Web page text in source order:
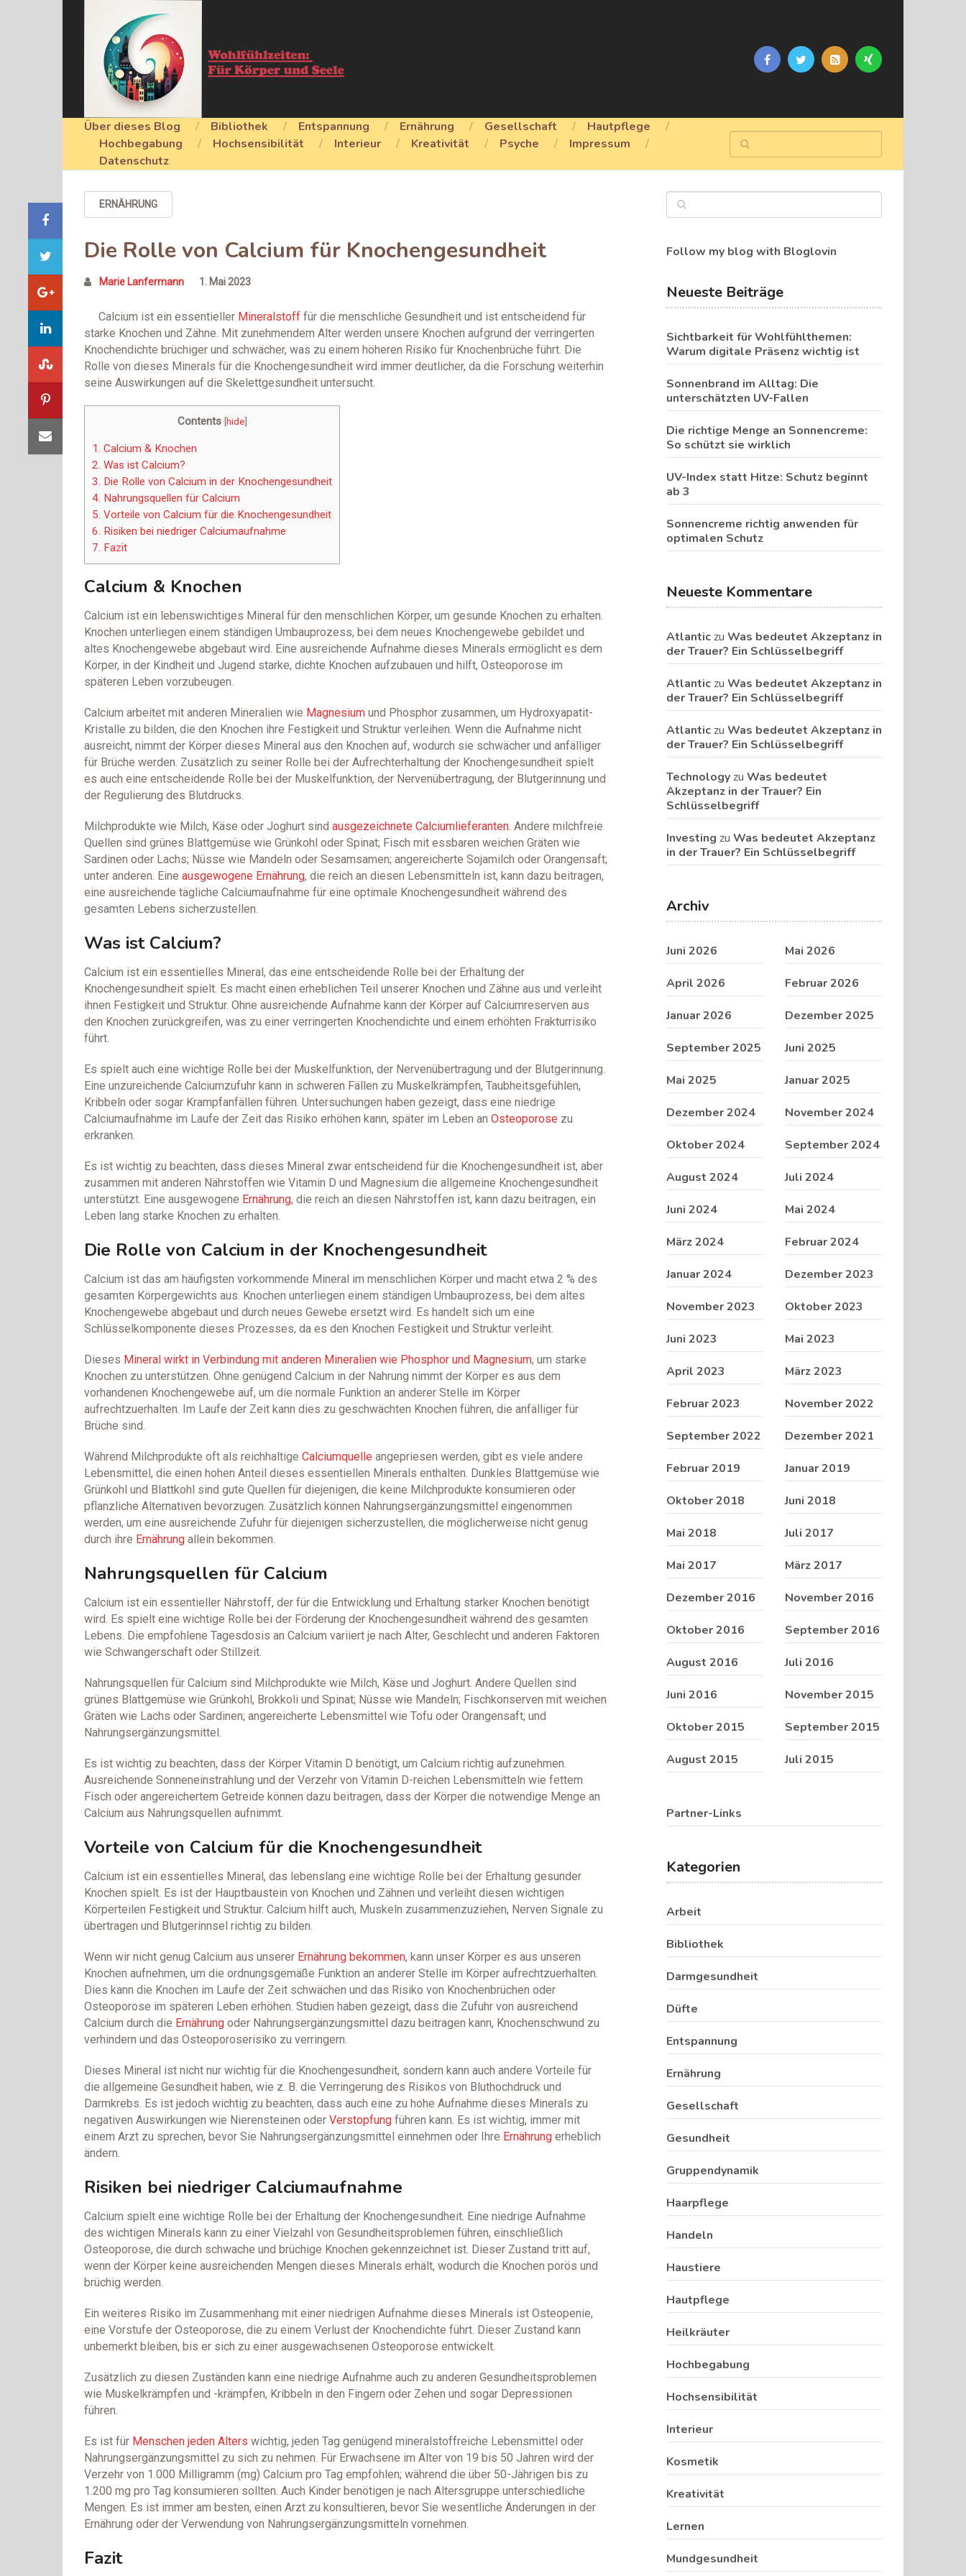
Über dieses Blog Bibliothek Entspannung Ernährung Gesellschaft
Hautpflege
Hochbegabung
Hochsensibilität Interieur Kreativität Psyche
Impressum
Datenschutz
ERNÄHRUNG
Die Rolle von Calcium für Knochengesundheit
Marie Lanfermann 1. Mai 2023
Calcium ist ein essentieller Mineralstoff für die menschliche Gesundheit und ist entscheidend für
starke Knochen und Zähne. Mit zunehmendem Alter werden unsere Knochen aufgrund der verringerten
Knochendichte brüchiger und schwächer, was zu einem höheren Risiko für Knochenbrüche führt. Die
Rolle von dieses Minerals für die Knochengesundheit wird immer deutlicher, da die Forschung weiterhin
seine Auswirkungen auf die Skelettgesundheit untersucht.
Contents [hide]
1. Calcium & Knochen
2. Was ist Calcium?
3. Die Rolle von Calcium in der Knochengesundheit
4. Nahrungsquellen für Calcium
5. Vorteile von Calcium für die Knochengesundheit
6. Risiken bei niedriger Calciumaufnahme
7. Fazit
Calcium & Knochen
Calcium ist ein lebenswichtiges Mineral für den menschlichen Körper, um gesunde Knochen zu erhalten.
Knochen unterliegen einem ständigen Umbauprozess, bei dem neues Knochengewebe gebildet und
altes Knochengewebe abgebaut wird. Eine ausreichende Aufnahme dieses Minerals ermöglicht es dem
Körper, in der Kindheit und Jugend starke, dichte Knochen aufzubauen und hilft, Osteoporose im
späteren Leben vorzubeugen.
Calcium arbeitet mit anderen Mineralien wie Magnesium und Phosphor zusammen, um Hydroxyapatit-
Kristalle zu bilden, die den Knochen ihre Festigkeit und Struktur verleihen. Wenn die Aufnahme nicht
ausreicht, nimmt der Körper dieses Mineral aus den Knochen auf, wodurch sie schwächer und anfälliger
für Brüche werden. Zusätzlich zu seiner Rolle bei der Aufrechterhaltung der Knochengesundheit spielt
es auch eine entscheidende Rolle bei der Muskelfunktion, der Nervenübertragung, der Blutgerinnung und
der Regulierung des Blutdrucks.
Milchprodukte wie Milch, Käse oder Joghurt sind ausgezeichnete Calciumlieferanten. Andere milchfreie
Quellen sind grünes Blattgemüse wie Grünkohl oder Spinat; Fisch mit essbaren weichen Gräten wie
Sardinen oder Lachs; Nüsse wie Mandeln oder Sesamsamen; angereicherte Sojamilch oder Orangensaft;
unter anderen. Eine ausgewogene Ernährung, die reich an diesen Lebensmitteln ist, kann dazu beitragen,
eine ausreichende tägliche Calciumaufnahme für eine optimale Knochengesundheit während des
gesamten Lebens sicherzustellen.
Was ist Calcium?
Calcium ist ein essentielles Mineral, das eine entscheidende Rolle bei der Erhaltung der
Knochengesundheit spielt. Es macht einen erheblichen Teil unserer Knochen und Zähne aus und verleiht
ihnen Festigkeit und Struktur. Ohne ausreichende Aufnahme kann der Körper auf Calciumreserven aus
den Knochen zurückgreifen, was zu einer verringerten Knochendichte und einem erhöhten Frakturrisiko
führt.
Es spielt auch eine wichtige Rolle bei der Muskelfunktion, der Nervenübertragung und der Blutgerinnung.
Eine unzureichende Calciumzufuhr kann in schweren Fällen zu Muskelkrämpfen, Taubheitsgefühlen,
Kribbeln oder sogar Krampfanfällen führen. Untersuchungen haben gezeigt, dass eine niedrige
Calciumaufnahme im Laufe der Zeit das Risiko erhöhen kann, später im Leben an Osteoporose zu
erkranken.
Es ist wichtig zu beachten, dass dieses Mineral zwar entscheidend für die Knochengesundheit ist, aber
zusammen mit anderen Nährstoffen wie Vitamin D und Magnesium die allgemeine Knochengesundheit
unterstützt. Eine ausgewogene Ernährung, die reich an diesen Nährstoffen ist, kann dazu beitragen, ein
Leben lang starke Knochen zu erhalten.
Die Rolle von Calcium in der Knochengesundheit
Calcium ist das am häufigsten vorkommende Mineral im menschlichen Körper und macht etwa 2 % des
gesamten Körpergewichts aus. Knochen unterliegen einem ständigen Umbauprozess, bei dem altes
Knochengewebe abgebaut und durch neues Gewebe ersetzt wird. Es handelt sich um eine
Schlüsselkomponente dieses Prozesses, da es den Knochen Festigkeit und Struktur verleiht.
Dieses Mineral wirkt in Verbindung mit anderen Mineralien wie Phosphor und Magnesium, um starke
Knochen zu unterstützen. Ohne genügend Calcium in der Nahrung nimmt der Körper es aus dem
vorhandenen Knochengewebe auf, um die normale Funktion an anderer Stelle im Körper
aufrechtzuerhalten. Im Laufe der Zeit kann dies zu geschwächten Knochen führen, die anfälliger für
Brüche sind.
Während Milchprodukte oft als reichhaltige Calciumquelle angepriesen werden, gibt es viele andere
Lebensmittel, die einen hohen Anteil dieses essentiellen Minerals enthalten. Dunkles Blattgemüse wie
Grünkohl und Blattkohl sind gute Quellen für diejenigen, die keine Milchprodukte konsumieren oder
pflanzliche Alternativen bevorzugen. Zusätzlich können Nahrungsergänzungsmittel eingenommen
werden, um eine ausreichende Zufuhr für diejenigen sicherzustellen, die möglicherweise nicht genug
durch ihre Ernährung allein bekommen.
Nahrungsquellen für Calcium
Calcium ist ein essentieller Nährstoff, der für die Entwicklung und Erhaltung starker Knochen benötigt
wird. Es spielt eine wichtige Rolle bei der Förderung der Knochengesundheit während des gesamten
Lebens. Die empfohlene Tagesdosis an Calcium variiert je nach Alter, Geschlecht und anderen Faktoren
wie Schwangerschaft oder Stillzeit.
Nahrungsquellen für Calcium sind Milchprodukte wie Milch, Käse und Joghurt. Andere Quellen sind
grünes Blattgemüse wie Grünkohl, Brokkoli und Spinat; Nüsse wie Mandeln; Fischkonserven mit weichen
Gräten wie Lachs oder Sardinen; angereicherte Lebensmittel wie Tofu oder Orangensaft; und
Nahrungsergänzungsmittel.
Es ist wichtig zu beachten, dass der Körper Vitamin D benötigt, um Calcium richtig aufzunehmen.
Ausreichende Sonneneinstrahlung und der Verzehr von Vitamin D-reichen Lebensmitteln wie fettem
Fisch oder angereichertem Getreide können dazu beitragen, dass der Körper die notwendige Menge an
Calcium aus Nahrungsquellen aufnimmt.
Vorteile von Calcium für die Knochengesundheit
Calcium ist ein essentielles Mineral, das lebenslang eine wichtige Rolle bei der Erhaltung gesunder
Knochen spielt. Es ist der Hauptbaustein von Knochen und Zähnen und verleiht diesen wichtigen
Körperteilen Festigkeit und Struktur. Calcium hilft auch, Muskeln zusammenzuziehen, Nerven Signale zu
übertragen und Blutgerinnsel richtig zu bilden.
Wenn wir nicht genug Calcium aus unserer Ernährung bekommen, kann unser Körper es aus unseren
Knochen aufnehmen, um die ordnungsgemäße Funktion an anderer Stelle im Körper aufrechtzuerhalten.
Dies kann die Knochen im Laufe der Zeit schwächen und das Risiko von Knochenbrüchen oder
Osteoporose im späteren Leben erhöhen. Studien haben gezeigt, dass die Zufuhr von ausreichend
Calcium durch die Ernährung oder Nahrungsergänzungsmittel dazu beitragen kann, Knochenschwund zu
verhindern und das Osteoporoserisiko zu verringern.
Dieses Mineral ist nicht nur wichtig für die Knochengesundheit, sondern kann auch andere Vorteile für
die allgemeine Gesundheit haben, wie z. B. die Verringerung des Risikos von Bluthochdruck und
Darmkrebs. Es ist jedoch wichtig zu beachten, dass auch eine zu hohe Aufnahme dieses Minerals zu
negativen Auswirkungen wie Nierensteinen oder Verstopfung führen kann. Es ist wichtig, immer mit
einem Arzt zu sprechen, bevor Sie Nahrungsergänzungsmittel einnehmen oder Ihre Ernährung erheblich
ändern.
Risiken bei niedriger Calciumaufnahme
Calcium spielt eine wichtige Rolle bei der Erhaltung der Knochengesundheit. Eine niedrige Aufnahme
des wichtigen Minerals kann zu einer Vielzahl von Gesundheitsproblemen führen, einschließlich
Osteoporose, die durch schwache und brüchige Knochen gekennzeichnet ist. Dieser Zustand tritt auf,
wenn der Körper keine ausreichenden Mengen dieses Minerals erhält, wodurch die Knochen porös und
brüchig werden.
Ein weiteres Risiko im Zusammenhang mit einer niedrigen Aufnahme dieses Minerals ist Osteopenie,
eine Vorstufe der Osteoporose, die zu einem Verlust der Knochendichte führt. Dieser Zustand kann
unbemerkt bleiben, bis er sich zu einer ausgewachsenen Osteoporose entwickelt.
Zusätzlich zu diesen Zuständen kann eine niedrige Aufnahme auch zu anderen Gesundheitsproblemen
wie Muskelkrämpfen und -krämpfen, Kribbeln in den Fingern oder Zehen und sogar Depressionen
führen.
Es ist für Menschen jeden Alters wichtig, jeden Tag genügend mineralstoffreiche Lebensmittel oder
Nahrungsergänzungsmittel zu sich zu nehmen. Für Erwachsene im Alter von 19 bis 50 Jahren wird der
Verzehr von 1.000 Milligramm (mg) Calcium pro Tag empfohlen; während die über 50-Jährigen bis zu
1.200 mg pro Tag konsumieren sollten. Auch Kinder benötigen je nach Altersgruppe unterschiedliche
Mengen. Es ist immer am besten, einen Arzt zu konsultieren, bevor Sie wesentliche Änderungen in der
Ernährung oder der Verwendung von Nahrungsergänzungsmitteln vornehmen.
Fazit
Follow my blog with Bloglovin
Neueste Beiträge
Sichtbarkeit für Wohlfühlthemen:
Warum digitale Präsenz wichtig ist
Sonnenbrand im Alltag: Die
unterschätzten UV-Fallen
Die richtige Menge an Sonnencreme:
So schützt sie wirklich
UV-Index statt Hitze: Schutz beginnt
ab 3
Sonnencreme richtig anwenden für
optimalen Schutz
Neueste Kommentare
Atlantic zu Was bedeutet Akzeptanz in
der Trauer? Ein Schlüsselbegriff
Atlantic zu Was bedeutet Akzeptanz in
der Trauer? Ein Schlüsselbegriff
Atlantic zu Was bedeutet Akzeptanz in
der Trauer? Ein Schlüsselbegriff
Technology zu Was bedeutet
Akzeptanz in der Trauer? Ein
Schlüsselbegriff
Investing zu Was bedeutet Akzeptanz
in der Trauer? Ein Schlüsselbegriff
Archiv
Juni 2026 Mai 2026
April 2026 Februar 2026
Januar 2026 Dezember 2025
September 2025 Juni 2025
Mai 2025 Januar 2025
Dezember 2024 November 2024
Oktober 2024 September 2024
August 2024 Juli 2024
Juni 2024 Mai 2024
März 2024 Februar 2024
Januar 2024 Dezember 2023
November 2023 Oktober 2023
Juni 2023 Mai 2023
April 2023 März 2023
Februar 2023 November 2022
September 2022 Dezember 2021
Februar 2019 Januar 2019
Oktober 2018 Juni 2018
Mai 2018 Juli 2017
Mai 2017 März 2017
Dezember 2016 November 2016
Oktober 2016 September 2016
August 2016 Juli 2016
Juni 2016 November 2015
Oktober 2015 September 2015
August 2015 Juli 2015
Partner-Links
Kategorien
Arbeit
Bibliothek
Darmgesundheit
Düfte
Entspannung
Ernährung
Gesellschaft
Gesundheit
Gruppendynamik
Haarpflege
Handeln
Haustiere
Hautpflege
Heilkräuter
Hochbegabung
Hochsensibilität
Interieur
Kosmetik
Kreativität
Lernen
Mundgesundheit